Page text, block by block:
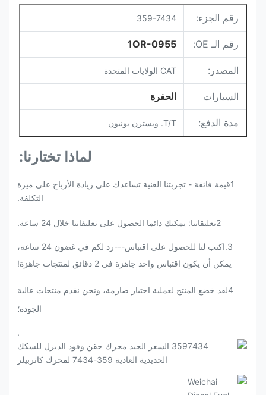
رقم الجزء: 359-7434
رقم الـ OE: 1OR-0955
المصدر: CAT الولايات المتحدة
السيارات الحفرة
مدة الدفع: T/T. ويسترن يونيون
لماذا تختارنا:
1قيمة فائقة - تجربتنا الغنية تساعدك على زيادة الأرباح على ميزة
التكلفة.
2تعليقاتنا: يمكنك دائما الحصول على تعليقاتنا خلال 24 ساعة.
3.اكتب لنا للحصول على اقتباس---رد لكم في غضون 24 ساعة،
يمكن أن يكون اقتباس واحد جاهزة في 2 دقائق لمنتجات جاهزة!
4لقد خضع المنتج لعملية اختبار صارمة، ونحن نقدم منتجات عالية
الجودة؛
.